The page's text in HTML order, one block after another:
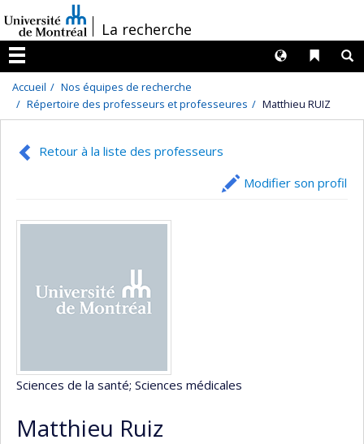
au
contenu
/La recherche
Menu
Liens
Langues
Accueil
Nos équipes de recherche
Répertoire des professeurs et professeures
Matthieu RUIZ
Retour à la liste des professeurs
Modifier son profil
Sciences de la santé; Sciences médicales
Matthieu Ruiz